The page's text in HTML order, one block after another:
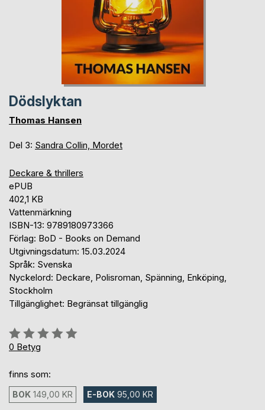
Dödslyktan
Thomas Hansen
Del 3: Sandra Collin, Mordet
Deckare & thrillers
ePUB
402,1 KB
Vattenmärkning
ISBN-13: 9789180973366
Förlag: BoD - Books on Demand
Utgivningsdatum: 15.03.2024
Språk: Svenska
Nyckelord: Deckare, Polisroman, Spänning, Enköping,
Stockholm
Tillgänglighet: Begränsat tillgänglig
Betyg::
0%
0 Betyg
finns som:
BOK 149,00 KR E-BOK 95,00 KR